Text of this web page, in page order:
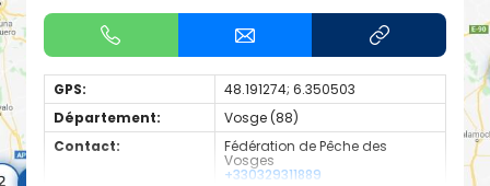
GPS:
48.191274; 6.350503
Département:
Vosge (88)
Contact:
Fédération de Pêche des
Vosges
+330329311889